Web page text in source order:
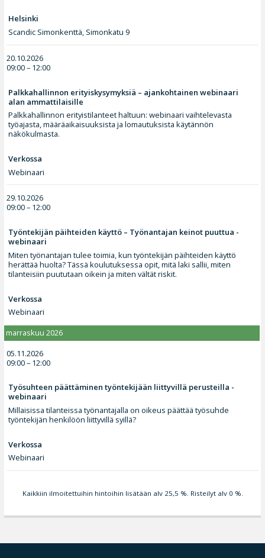
Helsinki
Scandic Simonkenttä, Simonkatu 9
20.10.2026
09:00 – 12:00
Palkkahallinnon erityiskysymyksiä – ajankohtainen webinaari
alan ammattilaisille
Palkkahallinnon erityistilanteet haltuun: webinaari vaihtelevasta
työajasta, määräaikaisuuksista ja lomautuksista käytännön
näkökulmasta.
Verkossa
Webinaari
29.10.2026
09:00 – 12:00
Työntekijän päihteiden käyttö – Työnantajan keinot puuttua -
webinaari
Miten työnantajan tulee toimia, kun työntekijän päihteiden käyttö
herättää huolta? Tässä koulutuksessa opit, mitä laki sallii, miten
tilanteisiin puututaan oikein ja miten vältät riskit.
Verkossa
Webinaari
marraskuu 2026
05.11.2026
09:00 – 12:00
Työsuhteen päättäminen työntekijään liittyvillä perusteilla -
webinaari
Millaisissa tilanteissa työnantajalla on oikeus päättää työsuhde
työntekijän henkilöön liittyvillä syillä?
Verkossa
Webinaari
Kaikkiin ilmoitettuihin hintoihin lisätään alv 25,5 %. Risteilyt alv 0 %.